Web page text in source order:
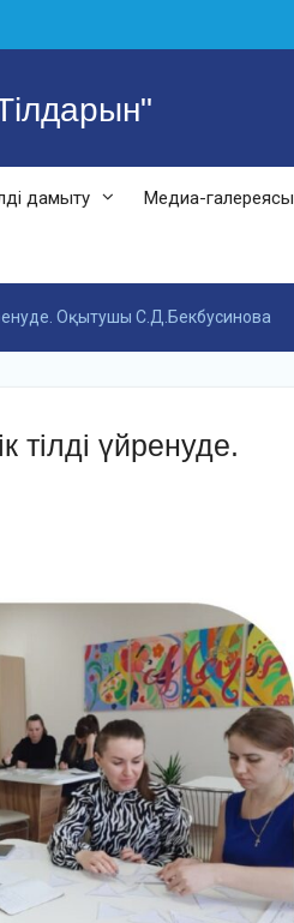
дамыту Медиа-галереясы
Оқытушы С.Д.Бекбусинова
тілді үйренуде.